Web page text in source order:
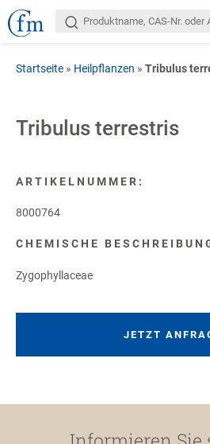
Startseite » Heilpflanzen » Tribulus
Tribulus terrestris
ARTIKELNUMMER:
8000764
CHEMISCHE
Zygophyllaceae
JETZT